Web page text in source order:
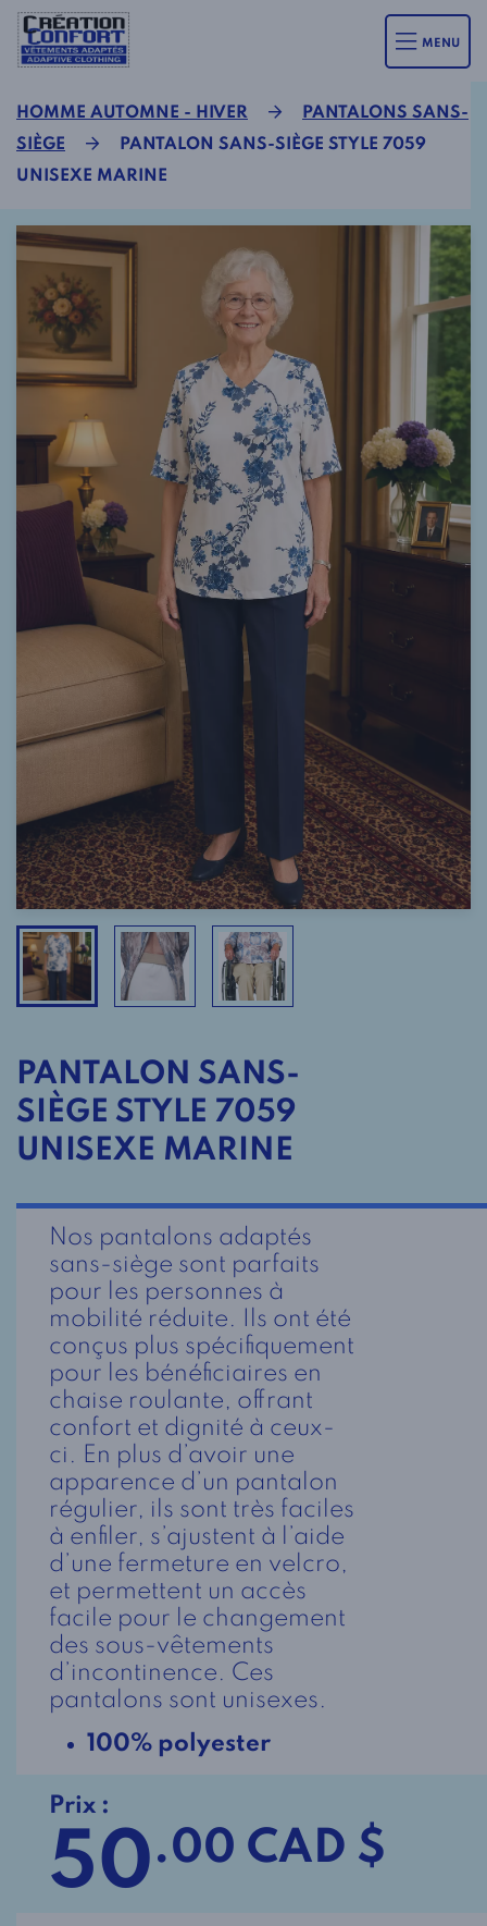
MENU
HOMME AUTOMNE - HIVER
PANTALONS SANS-
SIÈGE
PANTALON SANS-SIÈGE STYLE 7059
UNISEXE MARINE
PANTALON SANS-
SIÈGE STYLE 7059
UNISEXE MARINE
Nos pantalons adaptés
sans-siège sont parfaits
pour les personnes à
mobilité réduite. Ils ont été
conçus plus spécifiquement
pour les bénéficiaires en
chaise roulante, offrant
confort et dignité à ceux-
ci. En plus d’avoir une
apparence d’un pantalon
régulier, ils sont très faciles
à enfiler, s’ajustent à l’aide
d’une fermeture en velcro,
et permettent un accès
facile pour le changement
des sous-vêtements
d’incontinence. Ces
pantalons sont unisexes.
100% polyester
Prix :
50.00 CAD $